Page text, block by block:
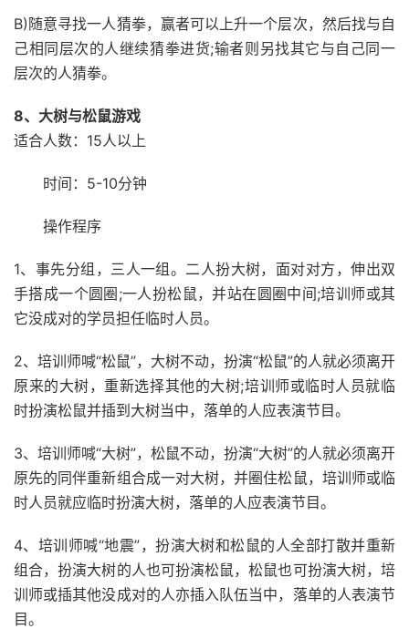
B)随意寻找一人猜拳，赢者可以上升一个层次，然后找与自
己相同层次的人继续猜拳进货;输者则另找其它与自己同一
层次的人猜拳。
8、大树与松鼠游戏
适合人数：15人以上
时间：5-10分钟
操作程序
1、事先分组，三人一组。二人扮大树，面对对方，伸出双
手搭成一个圆圈;一人扮松鼠，并站在圆圈中间;培训师或其
它没成对的学员担任临时人员。
2、培训师喊“松鼠”，大树不动，扮演“松鼠”的人就必须离开
原来的大树，重新选择其他的大树;培训师或临时人员就临
时扮演松鼠并插到大树当中，落单的人应表演节目。
3、培训师喊“大树”，松鼠不动，扮演“大树”的人就必须离开
原先的同伴重新组合成一对大树，并圈住松鼠，培训师或临
时人员就应临时扮演大树，落单的人应表演节目。
4、培训师喊“地震”，扮演大树和松鼠的人全部打散并重新
组合，扮演大树的人也可扮演松鼠，松鼠也可扮演大树，培
训师或插其他没成对的人亦插入队伍当中，落单的人表演节
目。